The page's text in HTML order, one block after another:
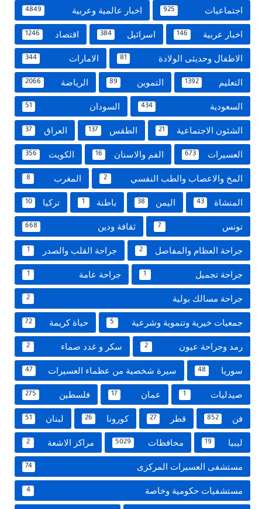
اجتماعيات 925 اخبار عالمية وعربية 4849
اخبار عربية 146 اسرائيل 384 اقتصاد 1246
الاطفال وحديثى الولادة 81 الامارات 344
التعليم 1392 التموين 89 الرياضة 2066
السعودية 434 السودان 51
الشئون الاجتماعية 21 الطقس 137 العراق 37
العسيرات 673 الفم والاسنان 16 الكويت 356
المخ والاعصاب والطب النفسي 2 المغرب 8
المنشاة 43 اليمن 38 باطنة 1 تركيا 10
تونس 7 ثقافة ودين 668
جراحة العظام والمفاصل 2 جراحة القلب والصدر 1
جراحة تجميل 1 جراحة عامة 1
جراحة مسالك بولية 2
جمعيات خيرية وتنموية وشرعية 5 حياة كريمة 72
رمد وجراحة عيون 2 سكر و غدد صماء 2
سوريا 48 سيرة شخصية من عظماء العسيرات 47
صيدليات 1 عمان 17 فلسطين 275
فن 852 قطر 27 كورونا 26 لبنان 51
ليبيا 19 محافظات 5029 مراكز الاشعة 2
مستشفى العسيرات المركزى 74
مستشفيات حكومية وخاصة 4